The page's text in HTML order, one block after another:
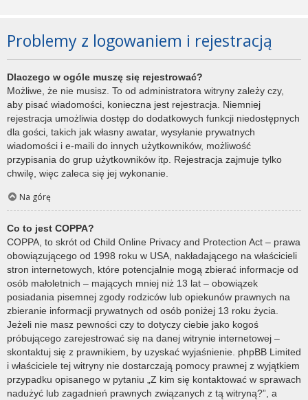
Problemy z logowaniem i rejestracją
Dlaczego w ogóle muszę się rejestrować?
Możliwe, że nie musisz. To od administratora witryny zależy czy,
aby pisać wiadomości, konieczna jest rejestracja. Niemniej
rejestracja umożliwia dostęp do dodatkowych funkcji niedostępnych
dla gości, takich jak własny awatar, wysyłanie prywatnych
wiadomości i e-maili do innych użytkowników, możliwość
przypisania do grup użytkowników itp. Rejestracja zajmuje tylko
chwilę, więc zaleca się jej wykonanie.
Na górę
Co to jest COPPA?
COPPA, to skrót od Child Online Privacy and Protection Act – prawa
obowiązującego od 1998 roku w USA, nakładającego na właścicieli
stron internetowych, które potencjalnie mogą zbierać informacje od
osób małoletnich – mających mniej niż 13 lat – obowiązek
posiadania pisemnej zgody rodziców lub opiekunów prawnych na
zbieranie informacji prywatnych od osób poniżej 13 roku życia.
Jeżeli nie masz pewności czy to dotyczy ciebie jako kogoś
próbującego zarejestrować się na danej witrynie internetowej –
skontaktuj się z prawnikiem, by uzyskać wyjaśnienie. phpBB Limited
i właściciele tej witryny nie dostarczają pomocy prawnej z wyjątkiem
przypadku opisanego w pytaniu „Z kim się kontaktować w sprawach
nadużyć lub zagadnień prawnych związanych z tą witryną?”, a